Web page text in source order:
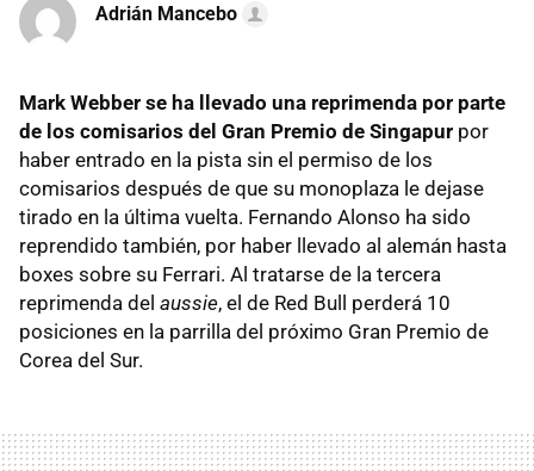
Adrián Mancebo
Mark Webber se ha llevado una reprimenda por parte
de los comisarios del Gran Premio de Singapur por
haber entrado en la pista sin el permiso de los
comisarios después de que su monoplaza le dejase
tirado en la última vuelta. Fernando Alonso ha sido
reprendido también, por haber llevado al alemán hasta
boxes sobre su Ferrari. Al tratarse de la tercera
reprimenda del aussie, el de Red Bull perderá 10
posiciones en la parrilla del próximo Gran Premio de
Corea del Sur.